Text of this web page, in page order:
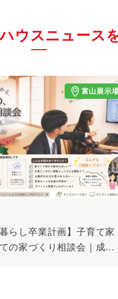
ウスニュース
富山展示
らし卒業計画】子育て家
の家づくり相談会｜成友